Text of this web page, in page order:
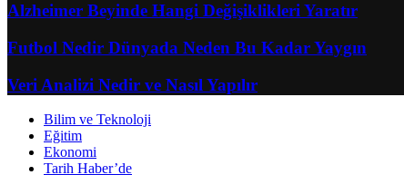
Alzheimer Beyinde Hangi Değişiklikleri Yaratır
Futbol Nedir Dünyada Neden Bu Kadar Yaygın
Veri Analizi Nedir ve Nasıl Yapılır
Bilim ve Teknoloji
Eğitim
Ekonomi
Tarih Haber’de